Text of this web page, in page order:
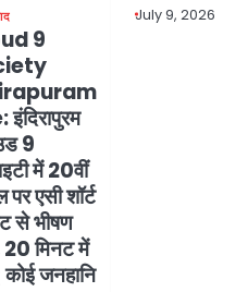
9
9
में 20वीं
पर एसी शॉर्ट
से भीषण
मिनट में
जनहानि
July 9, 2026